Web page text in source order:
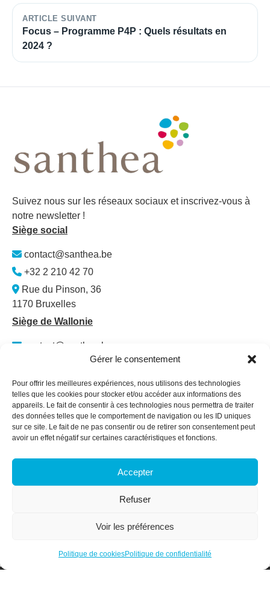
Gérer le consentement
Pour offrir les meilleures expériences, nous utilisons des technologies
telles que les cookies pour stocker et/ou accéder aux informations des
appareils. Le fait de consentir à ces technologies nous permettra de traiter
des données telles que le comportement de navigation ou les ID uniques
sur ce site. Le fait de ne pas consentir ou de retirer son consentement peut
avoir un effet négatif sur certaines caractéristiques et fonctions.
Accepter
Refuser
Voir les préférences
Politique de cookiesPolitique de confidentialité
ARTICLE SUIVANT
Focus – Programme P4P : Quels résultats en
2024 ?
Suivez nous sur les réseaux sociaux et inscrivez-vous à
notre newsletter !
Siège social
contact@santhea.be
+32 2 210 42 70
Rue du Pinson, 36
1170 Bruxelles
Siège de Wallonie
contact@santhea.be
Namur Office Park
5101 Loyers
Plan du site
Qui sommes-nous ?
Services & Formations